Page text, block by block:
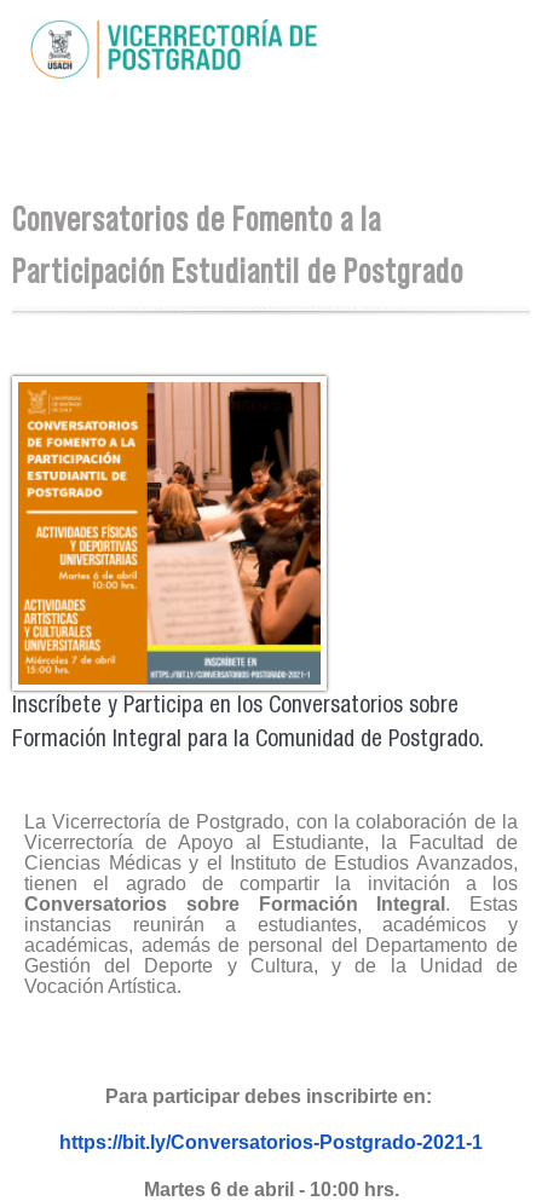
contenido
Se encuentra usted aquí
Conversatorios de Fomento a la
Participación Estudiantil de Postgrado
Inscríbete y Participa en los Conversatorios sobre
Formación Integral para la Comunidad de Postgrado.
La Vicerrectoría de Postgrado, con la colaboración de la
Vicerrectoría de Apoyo al Estudiante, la Facultad de
Ciencias Médicas y el Instituto de Estudios Avanzados,
tienen el agrado de compartir la invitación a los
Conversatorios sobre Formación Integral . Estas
instancias reunirán a estudiantes, académicos y
académicas, además de personal del Departamento de
Gestión del Deporte y Cultura, y de la Unidad de
Vocación Artística.
Para participar debes inscribirte en:
https://bit.ly/Conversatorios-Postgrado-2021-1
Martes 6 de abril - 10:00 hrs.